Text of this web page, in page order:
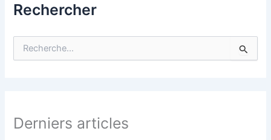
Rechercher
h
Derniers articles